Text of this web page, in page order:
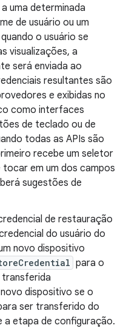
a uma determinada
de usuário ou um
o usuário se
visualizações, a
será enviada ao
resultantes são
e exibidas no
como interfaces
de teclado ou de
todas as APIs são
recebe um seletor
em um dos campos
sugestões de
de restauração
do usuário do
novo dispositivo
para o
transferida
dispositivo se o
ser transferido do
etapa de configuração.